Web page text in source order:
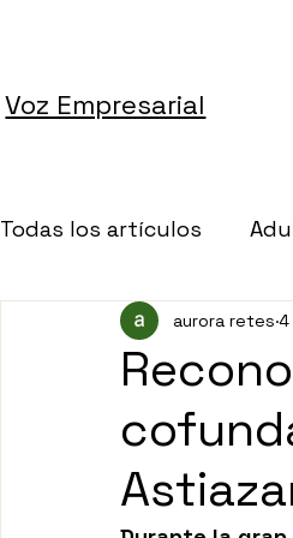
Voz Empresarial
Todas los artículos
Altruismo
Banca
aurora retes 4